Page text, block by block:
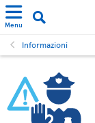
Menu
Informazioni